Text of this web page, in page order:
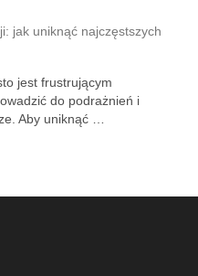
jak uniknąć najczęstszych
jest frustrującym
do podrażnień i
Aby uniknąć …